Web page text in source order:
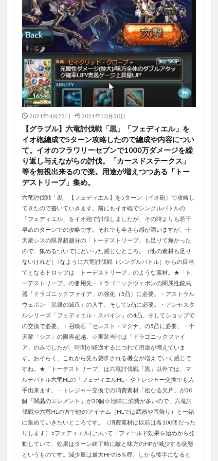
2021年4月22日 2021年10月30日
【グラブル】六竜討伐戦「黒」「フェディエル」を
イオ砲編成で5ターン攻略したので編成や内容につい
て。イオのフラワリーセブンで1000万ダメージを繰
り返し与えながらの討伐。「カースドステークス」
等を無視出来るので楽。用途が増えつつある「トー
デストリープ」集め。
六竜討伐戦「黒」【フェディエル】を5ターン（イオ砲）で攻略し
てきたので書いていきます。前にもイオ砲でシングルバトルの
「フェディエル」をイオ砲で討伐しましたが、その時よりも若干
早めのターンでの攻略です。それでも今さら感が漂いますが、十
天衆シスの限界超越分の「トーデストリープ」も足りて無かった
ので、集めるついでにといった感じなところ。（他の素材も足り
ないけれど）↑なように六竜討伐戦（シングルバトル）からの目当
てとなるドロップは「トーデストリープ」のような素材。★「ト
ーデストリープ」の使用先・ドラゴニックウェポンの闇属性銃武
器「ドラゴニックファイア」の強化（5凸）に必要。・アストラル
ウェポン「黒銀の滅爪」の入手、そして5凸に必要。・アンセスタ
ルシリーズ「フェディエル・スパイン」の4凸、そしてショップで
の交換で必要。・召喚石「セレスト・マグナ」の5凸に必要。・十
天衆「シス」の限界超越。☆実装当時は「ドラゴニックファイ
ア」のみでしたが、時間が経過するにつれて用途が増えていま
す。おそらく、これから先も要求される機会が増えていく感じで
すね。★「トーデストリープ」は六竜討伐戦「黒」以外では、マ
ルチバトル六竜HLの「フェディエルHL」やトレジャー交換でも入
手出来ます。・トレジャー交換での消費素材「祖なる欠片」が30
個「闇晶のエレメント」が30個☆地味に消費が多いので、六竜討
伐戦や六竜HLの方で他のアイテム（HLでは武器や耳飾り）と一緒
に集めていきたいところです。（消費素材は以前は各100個だった
りします）○フェディエルについて・フィールド効果を始めから発
動していて、効果はターン終了時に敵と味方のHPが減少する状態
というものです。減少量は最大HPの6％程。しかも後半になると